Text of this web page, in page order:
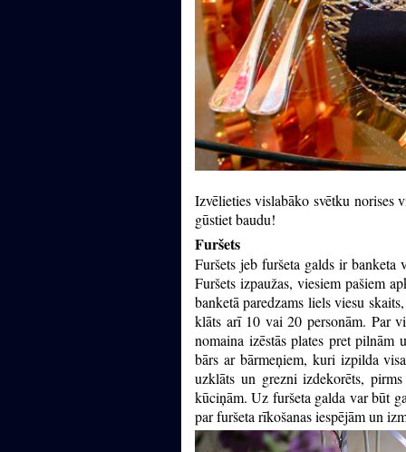
Izvēlieties vislabāko svētku norises
gūstiet baudu!
Furšets
Furšets jeb furšeta galds ir
Furšets izpaužas, viesiem pašiem
banketā paredzams liels viesu
klāts arī 10 vai 20 personām. Par
nomaina izēstās plates pret pilnām
bārs ar bārmeņiem, kuri izpilda
uzklāts un grezni izdekorēts,
kūciņām. Uz furšeta galda var būt
par furšeta rīkošanas iespējām un